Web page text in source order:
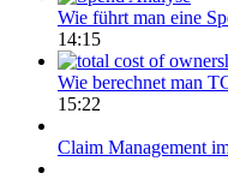
Wie führt man eine
14:15
Wie berechnet man
15:22
Claim Management